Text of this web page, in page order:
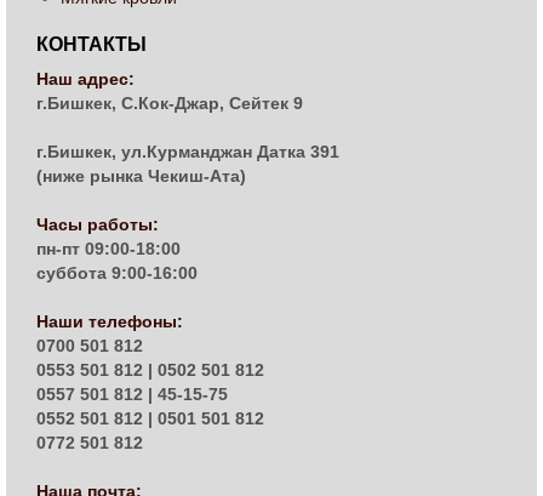
КОНТАКТЫ
Наш адрес:
г.Бишкек, С.Кок-Джар, Сейтек 9
г.Бишкек, ул.Курманджан Датка 391
(ниже рынка Чекиш-Ата)
Часы работы:
пн-пт 09:00-18:00
суббота 9:00-16:00
Наши телефоны:
0700 501 812
0553 501 812 | 0502 501 812
0557 501 812 | 45-15-75
0552 501 812 | 0501 501 812
0772 501 812
Наша почта: